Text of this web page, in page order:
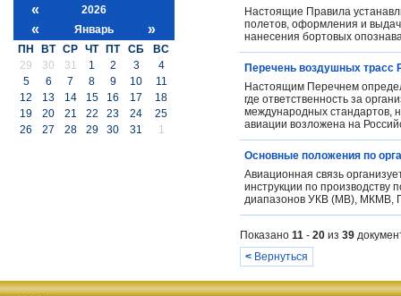
« 2026
« Январь »
ПН ВТ СР ЧТ ПТ СБ
ВС
29
30 31 1 2 3
4
5
6 7 8 9 10
11
12
13 14 15 16 17
18
19
20 21 22 23 24
25
26
27 28 29 30 31 1
Настоящие Правила
полетов, оформления и
нанесения бортовых
Перечень воздушных трасс
Настоящим Перечнем
где ответственность за
международных стандартов,
авиации возложена на
Основные положения по
Авиационная связь
инструкции по производству
диапазонов УКВ (МВ), МКМВ,
Показано 11 - 20 из 39
< Вернуться